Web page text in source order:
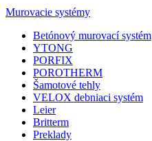
Murovacie systémy
Betónový murovací systém
YTONG
PORFIX
POROTHERM
Šamotové tehly
VELOX debniaci systém
Leier
Britterm
Preklady